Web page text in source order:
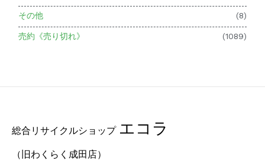
その他 (8)
売約《売り切れ》 (1089)
総合リサイクルショップ エコラ
（旧わくらく成田店）